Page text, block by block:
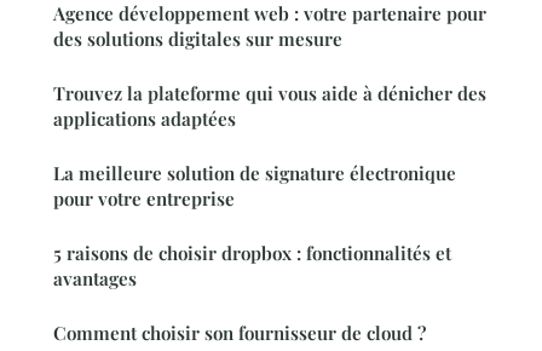
Agence développement web : votre partenaire pour
des solutions digitales sur mesure
Trouvez la plateforme qui vous aide à dénicher des
applications adaptées
La meilleure solution de signature électronique
pour votre entreprise
5 raisons de choisir dropbox : fonctionnalités et
avantages
Comment choisir son fournisseur de cloud ?